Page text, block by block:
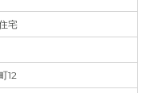
宅
12